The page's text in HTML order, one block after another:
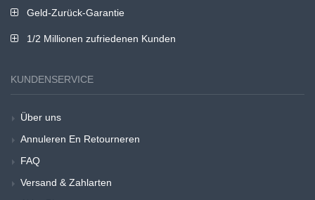
Geld-Zurück-Garantie
1/2 Millionen zufriedenen Kunden
KUNDENSERVICE
Über uns
Annuleren En Retourneren
FAQ
Versand & Zahlarten